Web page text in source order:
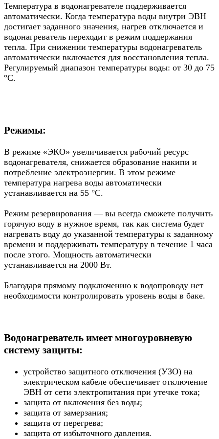
Температура в водонагревателе поддерживается
автоматически. Когда температура воды внутри ЭВН
достигает заданного значения, нагрев отключается и
водонагреватель переходит в режим поддержания
тепла. При снижении температуры водонагреватель
автоматически включается для восстановления тепла.
Регулируемый диапазон температуры воды: от 30 до 75
°C.
Режимы:
В режиме «ЭКО» увеличивается рабочий ресурс
водонагревателя, снижается образование накипи и
потребление электроэнергии. В этом режиме
температура нагрева воды автоматически
устанавливается на 55 °C.
Режим резервирования — вы всегда сможете получить
горячую воду в нужное время, так как система будет
нагревать воду до указанной температуры к заданному
времени и поддерживать температуру в течение 1 часа
после этого. Мощность автоматически
устанавливается на 2000 Вт.
Благодаря прямому подключению к водопроводу нет
необходимости контролировать уровень воды в баке.
Водонагреватель имеет многоуровневую
систему защиты:
устройство защитного отключения (УЗО) на
электрическом кабеле обеспечивает отключение
ЭВН от сети электропитания при утечке тока;
защита от включения без воды;
защита от замерзания;
защита от перегрева;
защита от избыточного давления.